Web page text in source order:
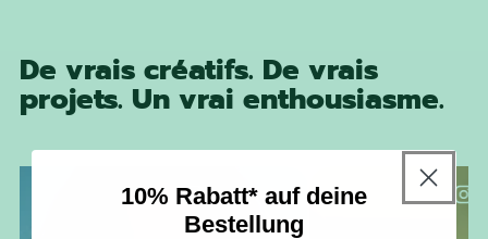
De vrais créatifs. De vrais
projets. Un vrai enthousiasme.
madeinwien
10% Rabatt* auf deine
Bestellung